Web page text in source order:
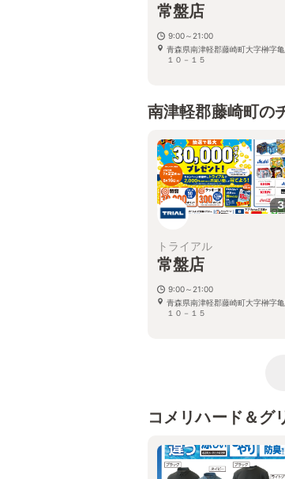
常盤店
9:00～21:00
青森県南津軽郡藤崎町大字榊字
１０－１５
南津軽郡藤崎町の
3
トライアル
常盤店
9:00～21:00
青森県南津軽郡藤崎町大字榊字
１０－１５
コメリハード＆グ